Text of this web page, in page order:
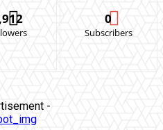
0
Subscribers
-